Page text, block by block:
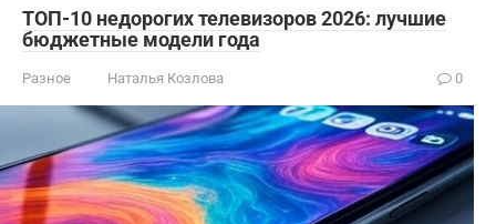
ТОП-10 недорогих телевизоров 2026: лучшие
бюджетные модели года
Разное Наталья Козлова 0